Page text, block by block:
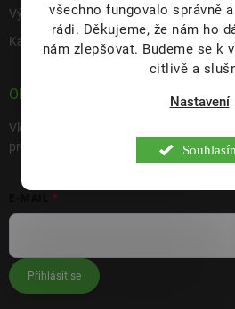
všechno fungovalo správně
rádi. Děkujeme, že nám ho
nám zlepšovat. Budeme se k
citlivě a
Nastavení
Výdejní místo s prodejnou Hulín
Kariéra
ODEBÍRAT NEWSLETTER
Vložte svůj e-mail a my vám budeme
produktech na našem e-shopu.
Přihlásit se